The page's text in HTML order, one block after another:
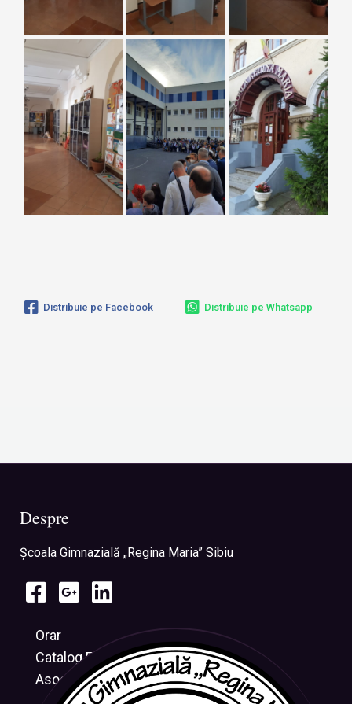
Distribuie pe Facebook Distribuie pe Whatsapp
Despre
Şcoala Gimnazială „Regina Maria” Sibiu
Orar
Catalog Electronic
Asociația CRESUS